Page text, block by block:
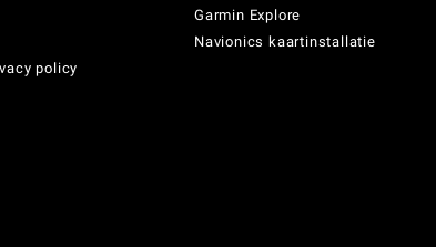
policy
Garmin Explore
Navionics kaartinstallatie